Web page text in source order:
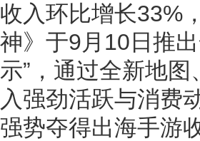
收入环比增长33%
神》于9月10日推
示”，通过全新地
入强劲活跃与消费
强势夺得出海手游